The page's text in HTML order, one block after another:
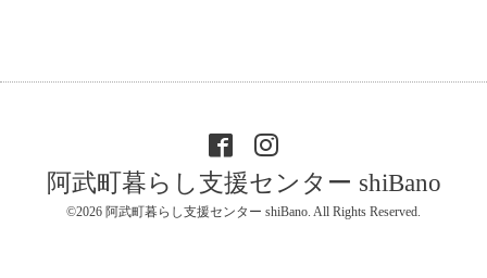
阿武町暮らし支援センター shiBano
©2026 阿武町暮らし支援センター shiBano. All Rights Reserved.